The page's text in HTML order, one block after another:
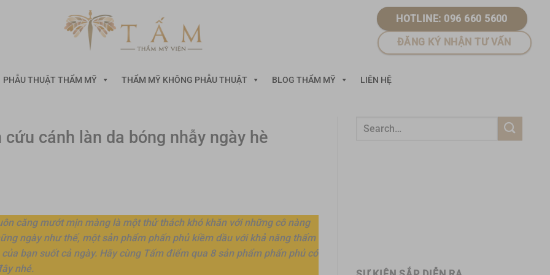
HOTLINE: 096 660 5600
ĐĂNG KÝ NHẬN TƯ VẤN
PHẪU THUẬT THẨM MỸ THẨM MỸ KHÔNG PHẪU THUẬT BLOG THẨM MỸ LIÊN HỆ
cánh làn da bóng nhẫy ngày hè
căng mướt mịn màng là một thử thách khó khăn với những cô nàng
ngày như thế, một sản phẩm phấn phủ kiềm dầu với khả năng thấm
bạn suốt cả ngày. Hãy cùng Tấm điểm qua 8 sản phẩm phấn phủ có
nhé.